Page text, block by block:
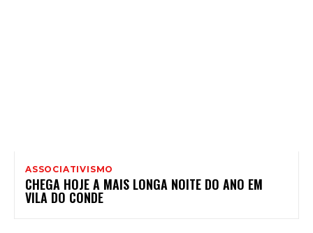
ASSOCIATIVISMO
CHEGA HOJE A MAIS LONGA NOITE DO ANO EM
VILA DO CONDE